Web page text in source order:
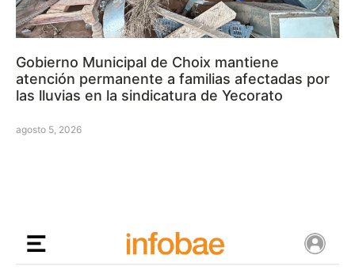
Gobierno Municipal de Choix mantiene
atención permanente a familias afectadas por
las lluvias en la sindicatura de Yecorato
agosto 5, 2026